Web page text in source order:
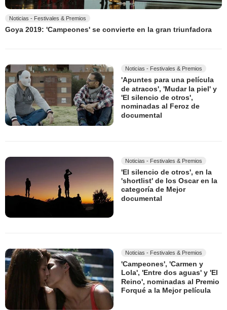
Noticias - Festivales & Premios
Goya 2019: 'Campeones' se convierte en la gran triunfadora
Noticias - Festivales & Premios
'Apuntes para una película
de atracos', 'Mudar la piel' y
'El silencio de otros',
nominadas al Feroz de
documental
Noticias - Festivales & Premios
'El silencio de otros', en la
'shortlist' de los Oscar en la
categoría de Mejor
documental
Noticias - Festivales & Premios
'Campeones', 'Carmen y
Lola', 'Entre dos aguas' y 'El
Reino', nominadas al Premio
Forqué a la Mejor película